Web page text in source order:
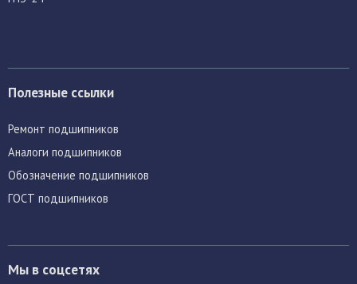
Полезные ссылки
Ремонт подшипников
Аналоги подшипников
Обозначение подшипников
ГОСТ подшипников
Мы в соцсетях